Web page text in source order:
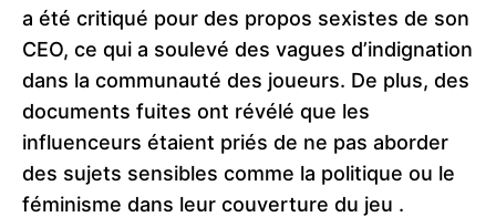
a été critiqué pour des propos sexistes de son
CEO, ce qui a soulevé des vagues d’indignation
dans la communauté des joueurs. De plus, des
documents fuites ont révélé que les
influenceurs étaient priés de ne pas aborder
des sujets sensibles comme la politique ou le
féminisme dans leur couverture du jeu​ .